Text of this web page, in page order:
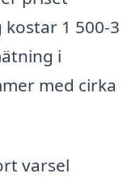
1 500-3
i
med cirka
varsel